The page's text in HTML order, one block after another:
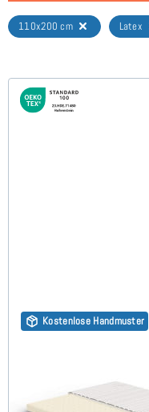
110x200 cm Latex
Kostenlose Handmuster
Latex RG65